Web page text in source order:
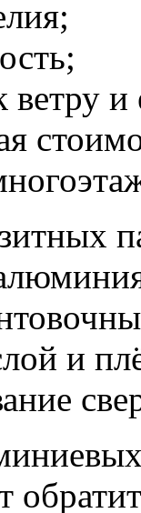
ветру
и